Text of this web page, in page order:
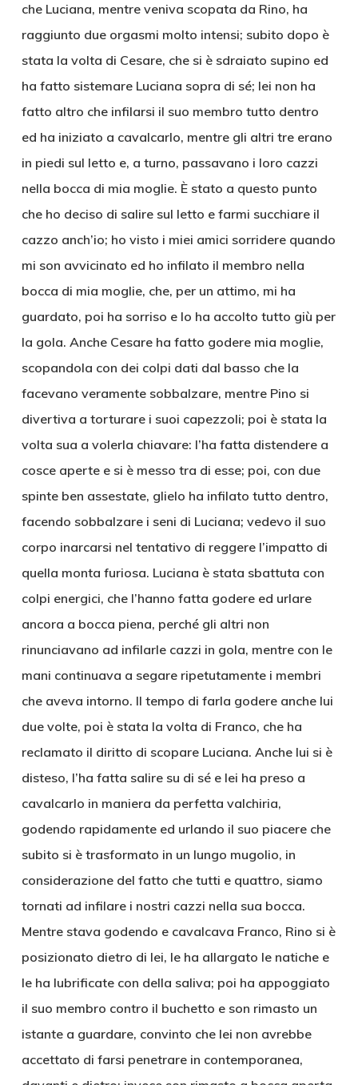
che Luciana, mentre veniva scopata da Rino, ha
raggiunto due orgasmi molto intensi; subito dopo è
stata la volta di Cesare, che si è sdraiato supino ed
ha fatto sistemare Luciana sopra di sé; lei non ha
fatto altro che infilarsi il suo membro tutto dentro
ed ha iniziato a cavalcarlo, mentre gli altri tre erano
in piedi sul letto e, a turno, passavano i loro cazzi
nella bocca di mia moglie. È stato a questo punto
che ho deciso di salire sul letto e farmi succhiare il
cazzo anch’io; ho visto i miei amici sorridere quando
mi son avvicinato ed ho infilato il membro nella
bocca di mia moglie, che, per un attimo, mi ha
guardato, poi ha sorriso e lo ha accolto tutto giù per
la gola. Anche Cesare ha fatto godere mia moglie,
scopandola con dei colpi dati dal basso che la
facevano veramente sobbalzare, mentre Pino si
divertiva a torturare i suoi capezzoli; poi è stata la
volta sua a volerla chiavare: l’ha fatta distendere a
cosce aperte e si è messo tra di esse; poi, con due
spinte ben assestate, glielo ha infilato tutto dentro,
facendo sobbalzare i seni di Luciana; vedevo il suo
corpo inarcarsi nel tentativo di reggere l’impatto di
quella monta furiosa. Luciana è stata sbattuta con
colpi energici, che l’hanno fatta godere ed urlare
ancora a bocca piena, perché gli altri non
rinunciavano ad infilarle cazzi in gola, mentre con le
mani continuava a segare ripetutamente i membri
che aveva intorno. Il tempo di farla godere anche lui
due volte, poi è stata la volta di Franco, che ha
reclamato il diritto di scopare Luciana. Anche lui si è
disteso, l’ha fatta salire su di sé e lei ha preso a
cavalcarlo in maniera da perfetta valchiria,
godendo rapidamente ed urlando il suo piacere che
subito si è trasformato in un lungo mugolio, in
considerazione del fatto che tutti e quattro, siamo
tornati ad infilare i nostri cazzi nella sua bocca.
Mentre stava godendo e cavalcava Franco, Rino si è
posizionato dietro di lei, le ha allargato le natiche e
le ha lubrificate con della saliva; poi ha appoggiato
il suo membro contro il buchetto e son rimasto un
istante a guardare, convinto che lei non avrebbe
accettato di farsi penetrare in contemporanea,